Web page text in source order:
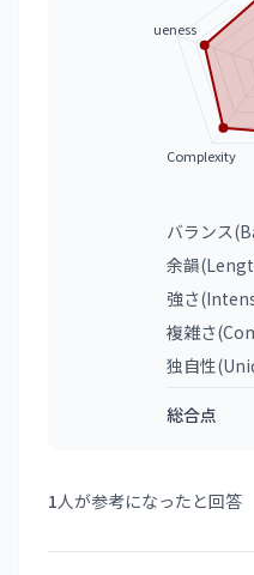
Complexity
Uniqueness
バランス
余韻
強さ
複雑さ
独自性
総合点
1人が参考になったと回答